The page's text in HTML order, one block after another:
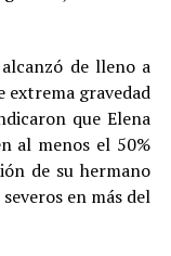
de lleno a
extrema gravedad
que Elena
al menos el 50%
de su hermano
en más del